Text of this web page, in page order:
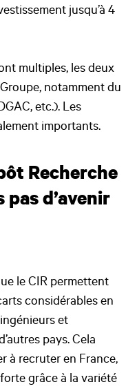
jusqu’à 4
multiples, les deux
notamment du
etc.). Les
importants.
Recherche
pas d’avenir
le CIR permettent
considérables en
et
pays. Cela
à recruter en France,
grâce à la variété